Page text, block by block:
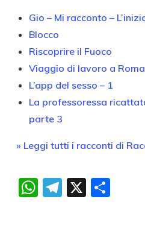
Gio – Mi racconto –
Blocco
Riscoprire il Fuoco
Viaggio di lavoro a Roma
L’app del sesso – 1
La professoressa
parte 3
» Leggi tutti i racconti di
WhatsApp
Telegram
X